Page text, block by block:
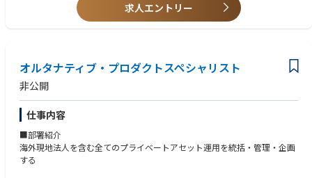
・経験値の幅を広げたい方
・コミュニケーションを大切にできる方
求人エントリー
オルタナティブ・プロダクトスペシャリスト
非公開
仕事内容
■部署紹介
海外現地法人を含む全てのプライベートアセット運用を統括・管理・企画
する